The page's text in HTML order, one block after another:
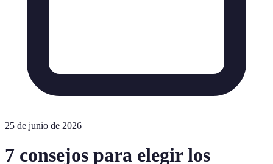
25 de junio de 2026
7 consejos para elegir los